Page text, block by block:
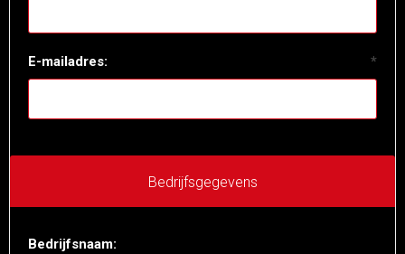
E-mailadres: *
Bedrijfsgegevens
Bedrijfsnaam: